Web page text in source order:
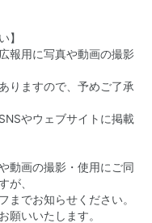
】
報用に写真や動画の撮影
りますので、予めご了承
やウェブサイトに掲載
動画の撮影・使用にご同
が、
までお知らせください。
願いいたします。